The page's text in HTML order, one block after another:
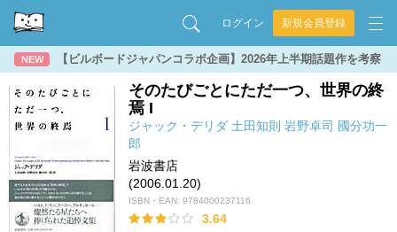
ログイン 新規会員登録
NEW 【ビルボードジャパンコラボ企画】2026年上半期話題作を考察
そのたびごとにただ一つ、世界の終
焉 I
ジャック・デリダ 土田知則 岩野卓司 國分功一
郎
岩波書店
(2006.01.20)
ISBN・EAN: 9784000237116
3.64